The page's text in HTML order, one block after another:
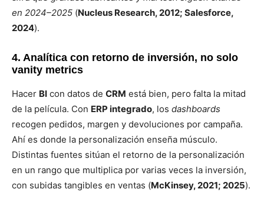
en 2024–2025 (Nucleus Research, 2012; Salesforce,
2024).
4. Analítica con retorno de inversión, no solo
vanity metrics
Hacer BI con datos de CRM está bien, pero falta la mitad
de la película. Con ERP integrado, los dashboards
recogen pedidos, margen y devoluciones por campaña.
Ahí es donde la personalización enseña músculo.
Distintas fuentes sitúan el retorno de la personalización
en un rango que multiplica por varias veces la inversión,
con subidas tangibles en ventas (McKinsey, 2021; 2025).